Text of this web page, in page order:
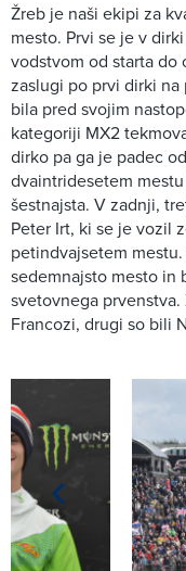
Žreb je naši ekipi za
mesto. Prvi se je v
vodstvom od starta do
zaslugi po prvi dirki na
bila pred svojim
kategoriji MX2
dirko pa ga je padec
dvaintridesetem
šestnajsta. V zadnji,
Peter Irt, ki se je vozil
petindvajsetem
sedemnajsto mesto in
svetovnega
Francozi, drugi so bili